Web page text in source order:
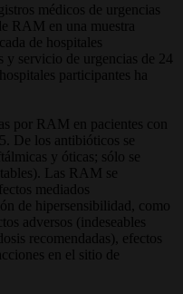
médicos de urgencias
RAM en una muestra
de hospitales
y servicio de urgencias de 24
participantes ha
por RAM en pacientes con
De los antibióticos se
y óticas; sólo se
Las RAM se
mediados
de hipersensibilidad, como
adversos (indeseables
recomendadas), efectos
en el sitio de